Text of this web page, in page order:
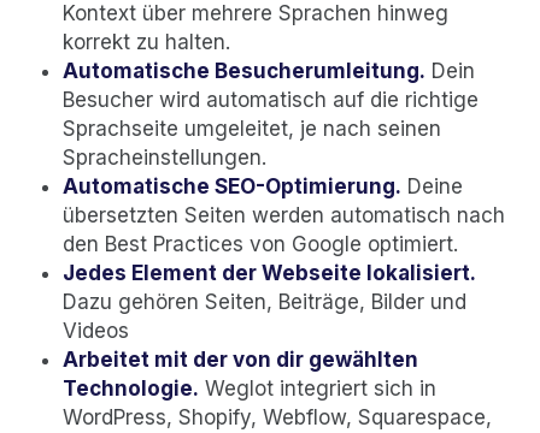
Kontext über mehrere Sprachen hinweg
korrekt zu halten.
Automatische Besucherumleitung. Dein
Besucher wird automatisch auf die richtige
Sprachseite umgeleitet, je nach seinen
Spracheinstellungen.
Automatische SEO-Optimierung. Deine
übersetzten Seiten werden automatisch nach
den Best Practices von Google optimiert.
Jedes Element der Webseite lokalisiert.
Dazu gehören Seiten, Beiträge, Bilder und
Videos
Arbeitet mit der von dir gewählten
Technologie. Weglot integriert sich in
WordPress, Shopify, Webflow, Squarespace,